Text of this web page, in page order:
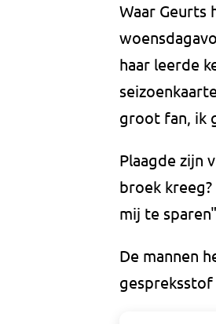
Waar Geurts
haar leerde
groot fan, ik
Plaagde zijn
broek
mij te
De mannen